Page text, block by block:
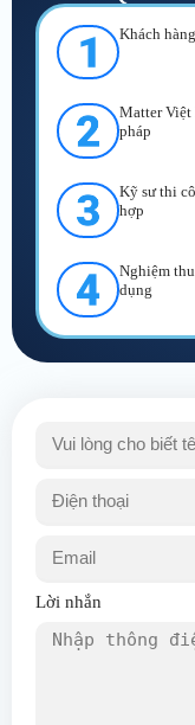
Khách
Matter Việt
pháp
Kỹ sư thi
hợp
Nghiệm
dụng
Lời nhắn